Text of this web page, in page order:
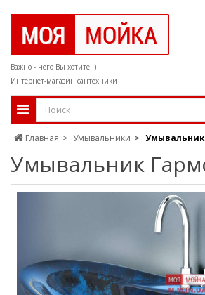
Важно - чего Вы хотите :)
Интернет-магазин сантехники
Главная Умывальники
Умывальник